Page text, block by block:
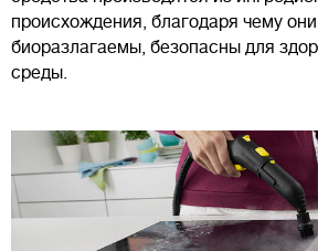
происхождения, благодаря чему
биоразлагаемы, безопасны для
среды.